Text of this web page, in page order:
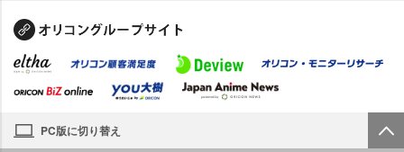
PC版に切り替え